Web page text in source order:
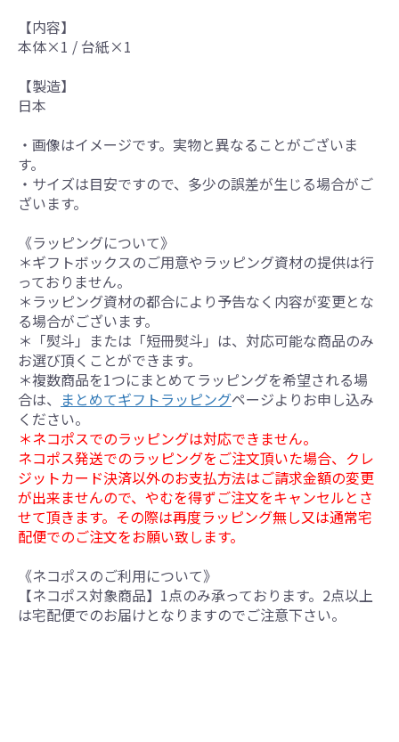
【内容】
本体×1 / 台紙×1
【製造】
日本
・画像はイメージです。実物と異なることがございま
す。
・サイズは目安ですので、多少の誤差が生じる場合がご
ざいます。
《ラッピングについて》
＊ギフトボックスのご用意やラッピング資材の提供は行
っておりません。
＊ラッピング資材の都合により予告なく内容が変更とな
る場合がございます。
＊「熨斗」または「短冊熨斗」は、対応可能な商品のみ
お選び頂くことができます。
＊複数商品を1つにまとめてラッピングを希望される場
合は、 まとめてギフトラッピングページよりお申し込み
ください。
＊ネコポスでのラッピングは対応できません。
ネコポス発送でのラッピングをご注文頂いた場合、クレ
ジットカード決済以外のお支払方法はご請求金額の変更
が出来ませんので、やむを得ずご注文をキャンセルとさ
せて頂きます。その際は再度ラッピング無し又は通常宅
配便でのご注文をお願い致します。
《ネコポスのご利用について》
【ネコポス対象商品】1点のみ承っております。2点以上
は宅配便でのお届けとなりますのでご注意下さい。